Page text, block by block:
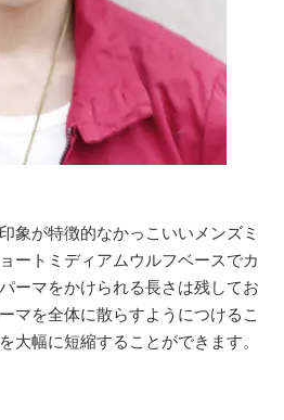
象が特徴的なかっこいいメンズミ
ートミディアムウルフベースでカ
ーマをかけられる長さは残してお
マを全体に散らすようにつけるこ
大幅に短縮することができます。